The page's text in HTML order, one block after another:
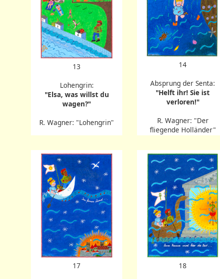
13
Lohengrin:
"Elsa, was willst du
wagen?"
R. Wagner: "Lohengrin"
14
Absprung der Senta:
"Helft ihr! Sie ist
verloren!"
R. Wagner: "Der
fliegende Holländer"
17
18